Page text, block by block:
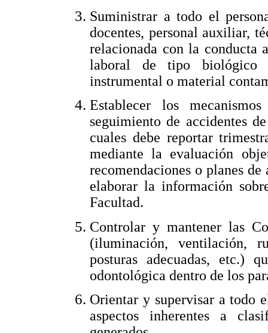
Suministrar a todo el
docentes, personal auxiliar,
relacionada con la conducta
laboral de tipo biológico
instrumental o material
Establecer los
seguimiento de accidentes
cuales debe reportar
mediante la evaluación
recomendaciones o planes
elaborar la información
Facultad.
Controlar y mantener las
(iluminación, ventilación,
posturas adecuadas, etc.)
odontológica dentro de los
Orientar y supervisar a todo
aspectos inherentes a